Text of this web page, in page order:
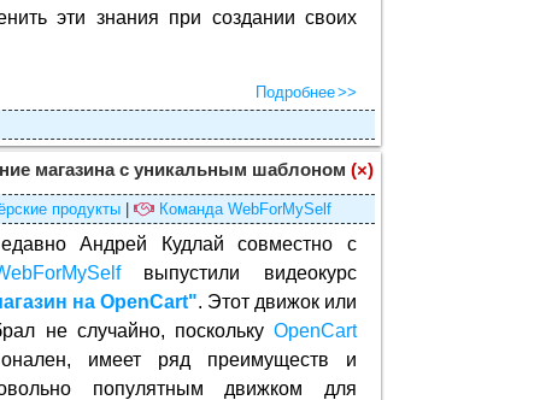
эти знания при создании своих
Подробнее
магазина с уникальным шаблоном (×)
продукты Команда WebForMySelf
Андрей Кудлай совместно с
выпустили видеокурс
на OpenCart". Этот движок или
не случайно, поскольку OpenCart
имеет ряд преимуществ и
популятным движком для